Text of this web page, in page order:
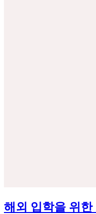
해외 입학을 위한